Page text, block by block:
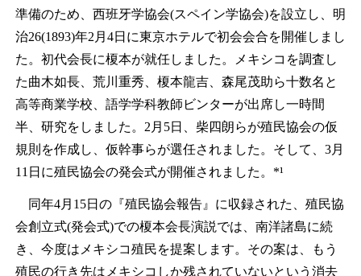
準備のため、西班牙学協会(スペイン学協会)を設立し、明
治26(1893)年2月4日に東京ホテルで初会会合を開催しまし
た。初代会長に榎本が就任しました。メキシコを調査し
た曲木如長、荒川重秀、榎本龍吉、森尾茂助ら十数名と
高等商業学校、語学学科教師ビンターが出席し一時間
半、研究をしました。2月5日、柴四朗らが殖民協会の仮
規則を作成し、仮幹事らが選任されました。そして、3月
11日に殖民協会の発会式が開催されました。*¹
同年4月15日の『殖民協会報告』に収録された、殖民協
会創立式(発会式)での榎本会長演説では、南洋諸島に続
き、今度はメキシコ殖民を提案します。その案は、もう
殖民の行き先はメキシコしか残されていないという消去